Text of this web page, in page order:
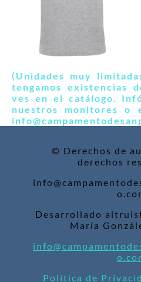
(Unidades muy
tengamos existencias
ves en el catálogo.
nuestros monitores o
© Derechos de
derechos
Desarrollado
María
Política de